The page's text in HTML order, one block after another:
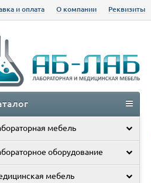
и оплата О компании Реквизиты
мебель
оборудование
мебель